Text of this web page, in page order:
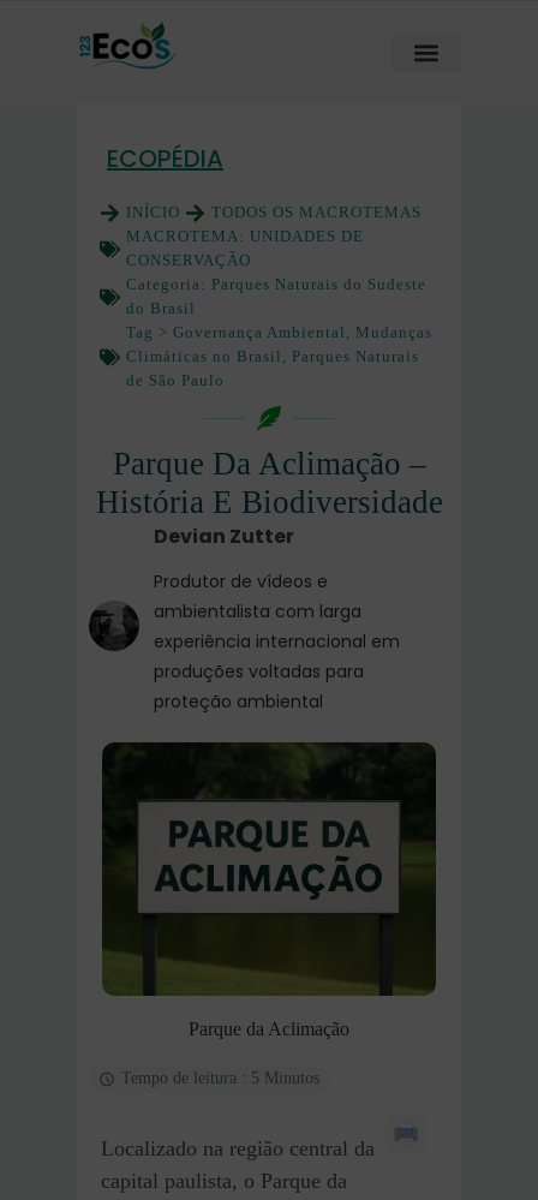
ECOPÉDIA
INÍCIO
TODOS OS MACROTEMAS
MACROTEMA: UNIDADES DE
CONSERVAÇÃO
Categoria: Parques Naturais do Sudeste
do Brasil
Tag > Governança Ambiental , Mudanças
Climáticas no Brasil , Parques Naturais
de São Paulo
Parque Da Aclimação –
História E Biodiversidade
Devian Zutter
Produtor de vídeos e
ambientalista com larga
experiência internacional em
produções voltadas para
proteção ambiental
Parque da Aclimação
Tempo de leitura : 5 Minutos
Localizado na região central da
capital paulista, o Parque da